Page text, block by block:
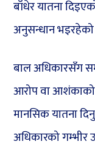
बाँधेर यातना
अनुसन्धान
बाल अधिकारसँग
आरोप वा आशंकाको
मानसिक यातना
अधिकारको गम्भीर